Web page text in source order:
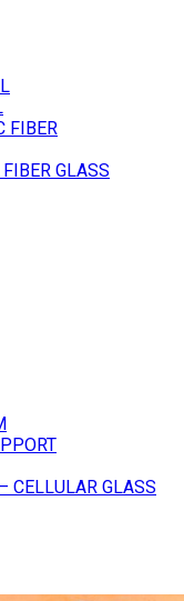
FIBER
GLASS
CELLULAR GLASS